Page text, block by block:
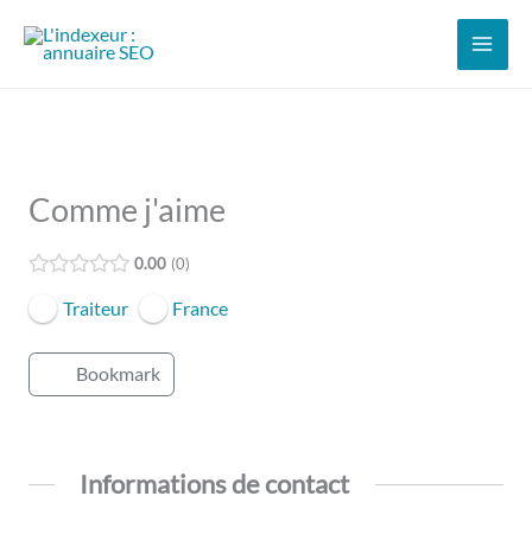
Comme j'aime
0.00 0
Traiteur France
Bookmark
Informations de contact